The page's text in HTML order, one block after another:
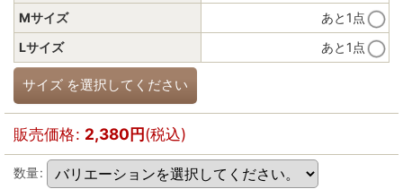
Mサイズ
あと1点
Lサイズ
あと1点
サイズ を選択してください
販売価格: 2,380円(税込)
数量: